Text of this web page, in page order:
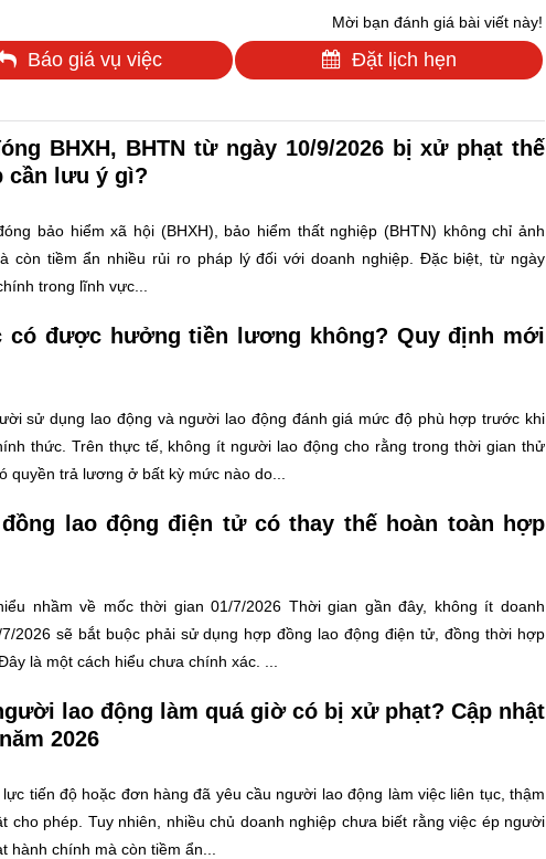
Mời bạn đánh giá bài viết này!
Báo giá vụ việc Đặt lịch hẹn
BHXH, BHTN từ ngày 10/9/2026 bị xử phạt thế
cần lưu ý gì?
bảo hiểm xã hội (BHXH), bảo hiểm thất nghiệp (BHTN) không chỉ ảnh
còn tiềm ẩn nhiều rủi ro pháp lý đối với doanh nghiệp. Đặc biệt, từ ngày
trong lĩnh vực...
có được hưởng tiền lương không? Quy định mới
sử dụng lao động và người lao động đánh giá mức độ phù hợp trước khi
thức. Trên thực tế, không ít người lao động cho rằng trong thời gian thử
trả lương ở bất kỳ mức nào do...
lao động điện tử có thay thế hoàn toàn hợp
nhầm về mốc thời gian 01/7/2026 Thời gian gần đây, không ít doanh
2026 sẽ bắt buộc phải sử dụng hợp đồng lao động điện tử, đồng thời hợp
là một cách hiểu chưa chính xác. ...
lao động làm quá giờ có bị xử phạt? Cập nhật
2026
tiến độ hoặc đơn hàng đã yêu cầu người lao động làm việc liên tục, thậm
cho phép. Tuy nhiên, nhiều chủ doanh nghiệp chưa biết rằng việc ép người
chính mà còn tiềm ẩn...